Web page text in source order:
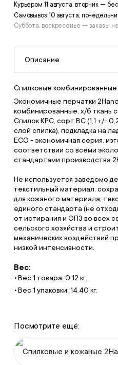
Курьером 11 августа, вторник —
Самовывоз 10 августа,
Суббота, воскресенье — заказы
Описание
Спилковые комбинированные
Экономичные перчатки
комбинированные, х/б ткань
Спилок КРС, сорт ВС (1,1 +/-
слой спилка), подкладка на
ЕСО - экономичная серия,
соответствии со всеми
стандартами производства
Не используется заведомо
текстильный материал,
для кожаного материала,
единого стандарта (не
от истирания и ОПЗ во всех
сельского хозяйства и
механических воздействий
низкой интенсивности.
Вес:
Вес 1 товара: 0.12 кг.
Вес 1 упаковки: 14.40 кг.
Посмотрите ещё:
Спилковые и кожаные